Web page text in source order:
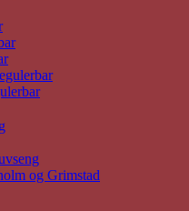
og Grimstad